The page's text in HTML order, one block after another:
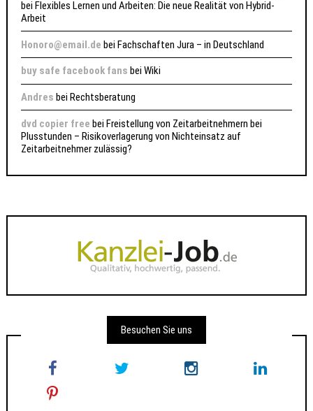
beiFlexibles Lernen und Arbeiten: Die neue Realität von Hybrid-
Arbeit
Honoro@email.de beiFachschaften Jura – in Deutschland
buy safe facebook fans beiWiki
Andres beiRechtsberatung
dvd copier free beiFreistellung von Zeitarbeitnehmern bei
Plusstunden – Risikoverlagerung von Nichteinsatz auf
Zeitarbeitnehmer zulässig?
Besuchen Sie uns